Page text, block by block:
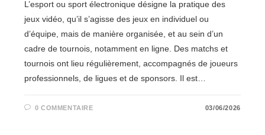
L’esport ou sport électronique désigne la pratique des
jeux vidéo, qu’il s’agisse des jeux en individuel ou
d’équipe, mais de manière organisée, et au sein d’un
cadre de tournois, notamment en ligne. Des matchs et
tournois ont lieu régulièrement, accompagnés de joueurs
professionnels, de ligues et de sponsors. Il est…
0 COMMENTAIRE 03/06/2026